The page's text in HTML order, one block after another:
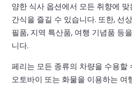
양한 식사 옵션에서 모든 취향에
간식을 즐길 수 있습니다. 또한, 선
필품, 지역 특산품, 여행 기념품 등
니다.
페리는 모든 종류의 차량을 수용할
오토바이 또는 화물을 이용하는 여